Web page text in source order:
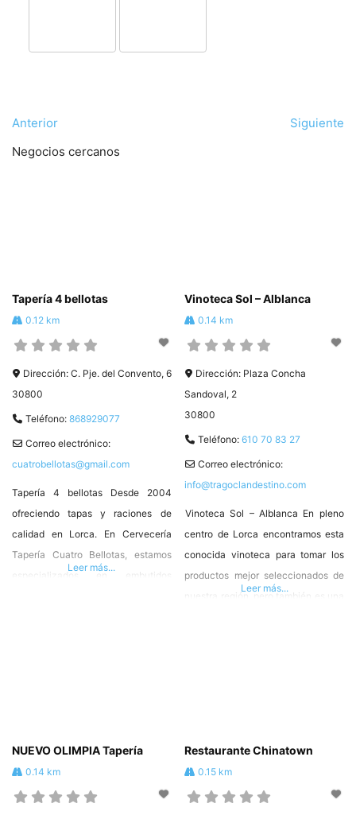
Anterior
Siguiente
Negocios cercanos
Tapería 4 bellotas
0.12 km
Dirección: C. Pje. del Convento, 6
30800
Teléfono: 868929077
Correo electrónico:
cuatrobellotas@gmail.com
Tapería 4 bellotas Desde 2004
ofreciendo tapas y raciones de
calidad en Lorca. En Cervecería
Tapería Cuatro Bellotas, estamos
especializados en embutidos
Leer más...
Vinoteca Sol – Alblanca
0.14 km
Dirección: Plaza Concha
Sandoval, 2
30800
Teléfono: 610 70 83 27
Correo electrónico:
info@tragoclandestino.com
Vinoteca Sol – Alblanca En pleno
centro de Lorca encontramos esta
conocida vinoteca para tomar los
productos mejor seleccionados de
nuestra región, pero también es una
Leer más...
NUEVO OLIMPIA Tapería
0.14 km
Restaurante Chinatown
0.15 km